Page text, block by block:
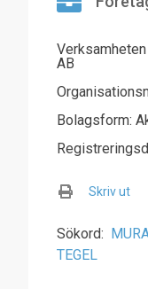
AB
Bolagsform:
Skriv ut
Sökord:
TEGEL